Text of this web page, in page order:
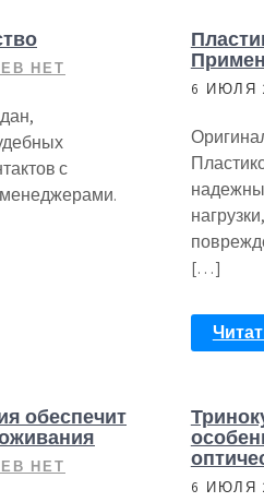
НЕТ
с
6 ИЮЛЯ
[…]
обеспечит
НЕТ
6 ИЮЛЯ